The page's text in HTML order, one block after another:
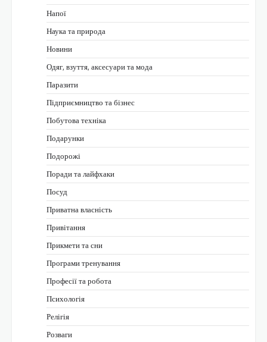
Напої
Наука та природа
Новини
Одяг, взуття, аксесуари та мода
Паразити
Підприємництво та бізнес
Побутова техніка
Подарунки
Подорожі
Поради та лайфхаки
Посуд
Приватна власність
Привітання
Прикмети та сни
Програми тренування
Професії та робота
Психологія
Релігія
Розваги